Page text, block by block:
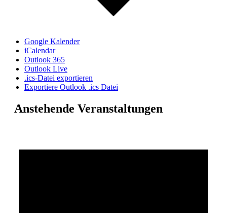
Google Kalender
iCalendar
Outlook 365
Outlook Live
.ics-Datei exportieren
Exportiere Outlook .ics Datei
Anstehende Veranstaltungen